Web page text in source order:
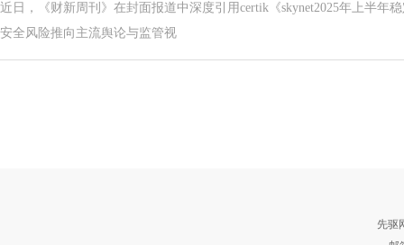
近日，《财新周刊》在封面报道中深度引用certik《skynet2025年上半年
安全风险推向主流舆论与监管视
先驱